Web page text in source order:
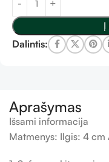
Į
Dalintis:
Aprašymas
Išsami informacija
Matmenys: Ilgis: 4